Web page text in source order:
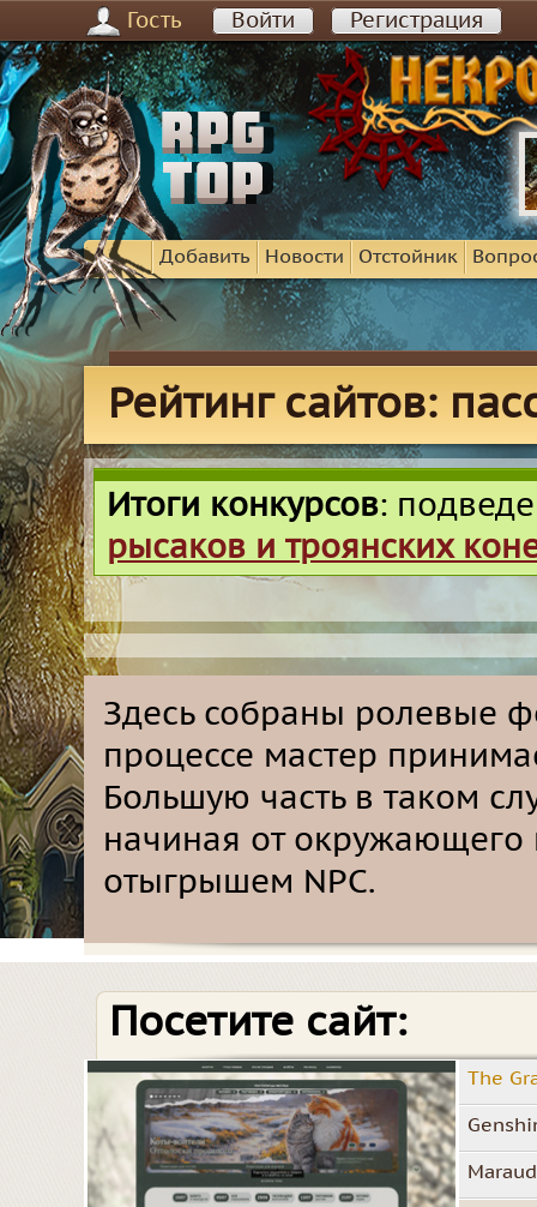
Гость Войти Регистрация
Добавить Новости Отстойник
Рейтинг сайтов:
Итоги конкурсов:
рысаков и троянских
Здесь собраны ролевые
процессе мастер
Большую часть в таком
начиная от окружающего
отыгрышем NPC.
Посетите сайт:
The